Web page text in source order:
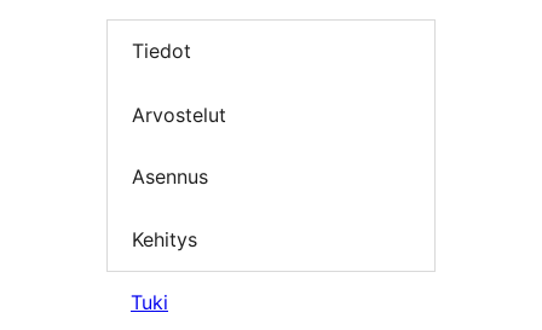
Tiedot
Arvostelut
Asennus
Kehitys
Tuki